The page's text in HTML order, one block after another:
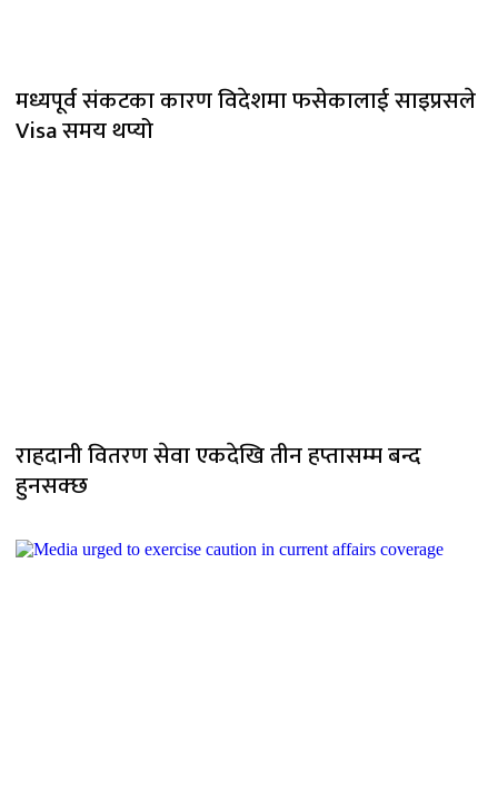
मध्यपूर्व संकटका कारण विदेशमा फसेकालाई साइप्रसले
Visa समय थप्यो
राहदानी वितरण सेवा एकदेखि तीन हप्तासम्म बन्द
हुनसक्छ